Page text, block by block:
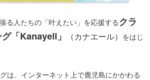
る人たちの「叶えたい」を応援するクラ
「Kanayell」
（カナエール） をはじ
は、インターネット上で鹿児島にかかわる